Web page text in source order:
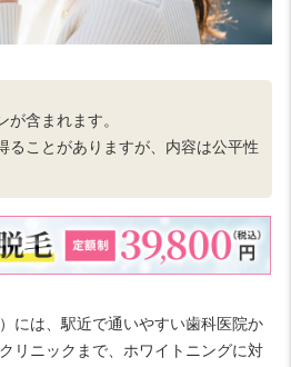
含まれます。
ることがありますが、内容は公平性
には、駅近で通いやすい歯科医院か
リニックまで、ホワイトニングに対